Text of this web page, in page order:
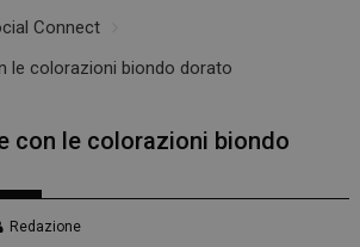
Connect
le colorazioni biondo dorato
con le colorazioni biondo
Redazione